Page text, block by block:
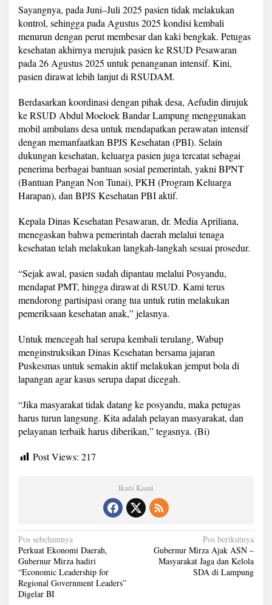
Sayangnya, pada Juni–Juli 2025 pasien tidak melakukan
kontrol, sehingga pada Agustus 2025 kondisi kembali
menurun dengan perut membesar dan kaki bengkak. Petugas
kesehatan akhirnya merujuk pasien ke RSUD Pesawaran
pada 26 Agustus 2025 untuk penanganan intensif. Kini,
pasien dirawat lebih lanjut di RSUDAM.
Berdasarkan koordinasi dengan pihak desa, Aefudin dirujuk
ke RSUD Abdul Moeloek Bandar Lampung menggunakan
mobil ambulans desa untuk mendapatkan perawatan intensif
dengan memanfaatkan BPJS Kesehatan (PBI). Selain
dukungan kesehatan, keluarga pasien juga tercatat sebagai
penerima berbagai bantuan sosial pemerintah, yakni BPNT
(Bantuan Pangan Non Tunai), PKH (Program Keluarga
Harapan), dan BPJS Kesehatan PBI aktif.
Kepala Dinas Kesehatan Pesawaran, dr. Media Apriliana,
menegaskan bahwa pemerintah daerah melalui tenaga
kesehatan telah melakukan langkah-langkah sesuai prosedur.
“Sejak awal, pasien sudah dipantau melalui Posyandu,
mendapat PMT, hingga dirawat di RSUD. Kami terus
mendorong partisipasi orang tua untuk rutin melakukan
pemeriksaan kesehatan anak,” jelasnya.
Untuk mencegah hal serupa kembali terulang, Wabup
menginstruksikan Dinas Kesehatan bersama jajaran
Puskesmas untuk semakin aktif melakukan jemput bola di
lapangan agar kasus serupa dapat dicegah.
“Jika masyarakat tidak datang ke posyandu, maka petugas
harus turun langsung. Kita adalah pelayan masyarakat, dan
pelayanan terbaik harus diberikan,” tegasnya. (Bi)
Post Views: 217
Ikuti Kami
N
a
v
i
Pos sebelumnya
Perkuat Ekonomi Daerah,
Gubernur Mirza hadiri
“Economic Leadership for
Regional Government Leaders”
Digelar BI
Pos berikutnya
Gubernur Mirza Ajak ASN –
Masyarakat Jaga dan Kelola
SDA di Lampung